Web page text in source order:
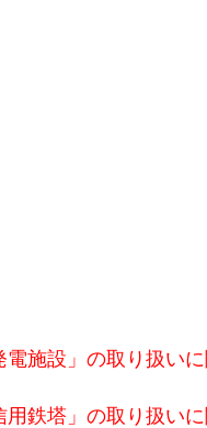
施設」の取り扱いに
鉄塔」の取り扱い